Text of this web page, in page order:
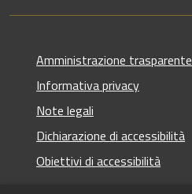
Amministrazione trasparente
Informativa privacy
Note legali
Dichiarazione di accessibilità
Obiettivi di accessibilità